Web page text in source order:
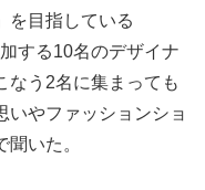
を目指している
する10名のデザイナ
なう2名に集まっても
いやファッションショ
いた。